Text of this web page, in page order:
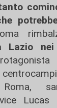
Lazio
Lucas